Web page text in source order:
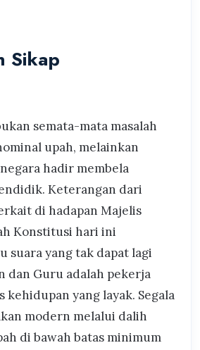
Sikap
semata-mata masalah
upah, melainkan
hadir membela
Keterangan dari
di hadapan Majelis
Konstitusi hari ini
suara yang tak dapat lagi
dan Guru adalah pekerja
kehidupan yang layak. Segala
modern melalui dalih
di bawah batas minimum